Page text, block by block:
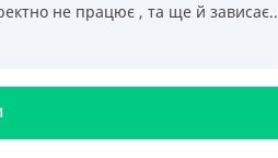
не працює , та ще й зависає..